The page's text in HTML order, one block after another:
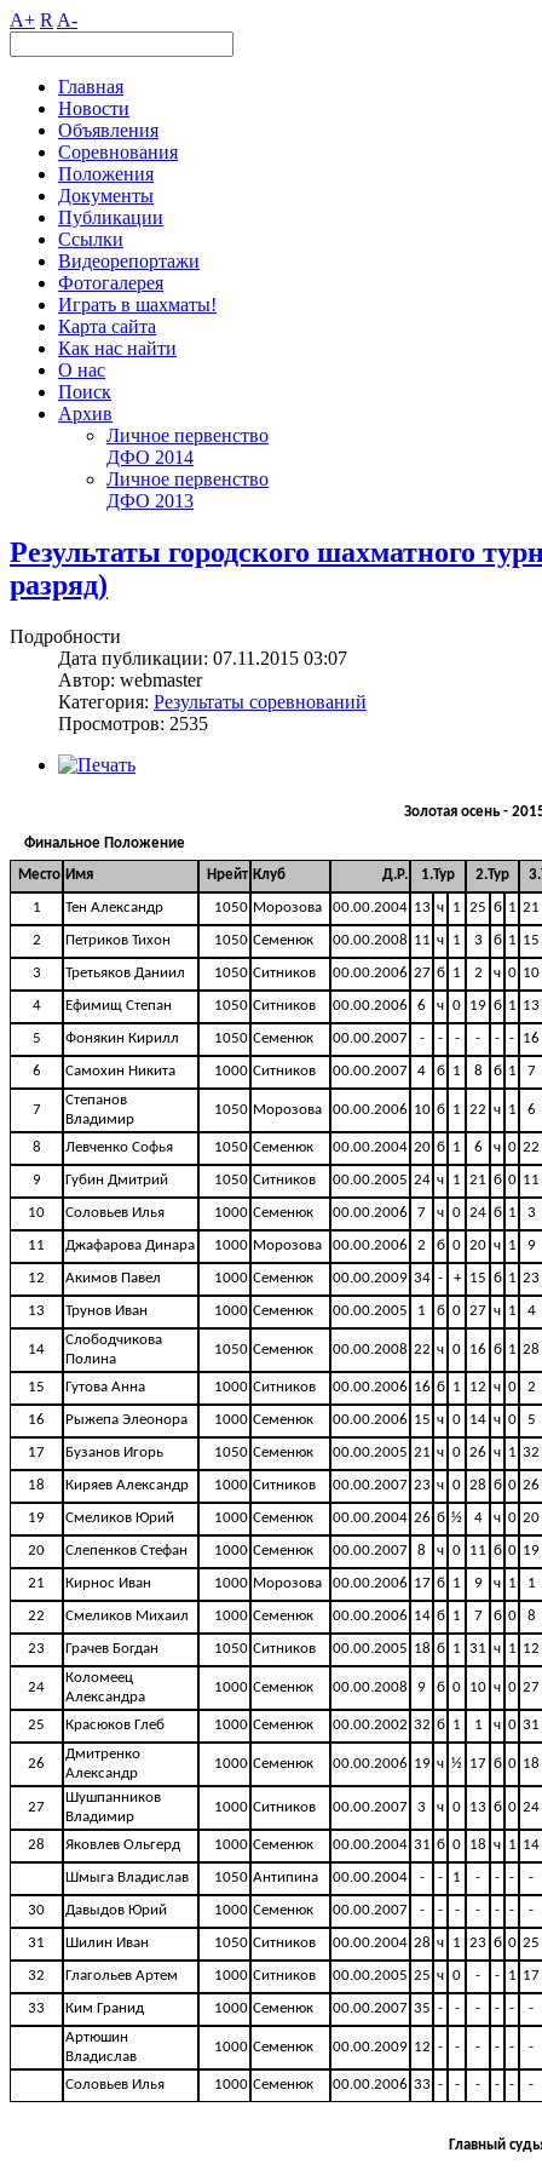
A+ R A-
Главная
Новости
Объявления
Соревнования
Положения
Документы
Публикации
Ссылки
Видеорепортажи
Фотогалерея
Играть в шахматы!
Карта сайта
Как нас найти
О нас
Поиск
Архив
Личное первенство
ДФО 2014
Личное первенство
ДФО 2013
Результаты городского шахматного
разряд)
Подробности
Дата публикации: 07.11.2015 03:07
Автор: webmaster
Категория: Результаты соревнований
Просмотров: 2535
Золотая осень -
Финальное Положение
Место Имя Нрейт Клуб Д.Р. 1.Тур 2.Тур
1 Тен Александр 1050 Морозова 00.00.2004 13 ч 1 25 б 1 21
2 Петриков Тихон 1050 Семенюк 00.00.2008 11 ч 1 3 б 1 15
3 Третьяков Даниил 1050 Ситников 00.00.2006 27 б 1 2 ч 0 10
4 Ефимищ Степан 1050 Ситников 00.00.2006 6 ч 0 19 б 1 13
5 Фонякин Кирилл 1050 Семенюк 00.00.2007 - - - - - - 16
6 Самохин Никита 1000 Ситников 00.00.2007 4 б 1 8 б 1 7
7
Степанов
Владимир
1050 Морозова 00.00.2006 10 б 1 22 ч 1 6
8 Левченко Софья 1050 Семенюк 00.00.2004 20 б 1 6 ч 0 22
9 Губин Дмитрий 1050 Ситников 00.00.2005 24 ч 1 21 б 0 11
10 Соловьев Илья 1000 Семенюк 00.00.2006 7 ч 0 24 б 1 3
11 Джафарова Динара 1000 Морозова 00.00.2006 2 б 0 20 ч 1 9
12 Акимов Павел 1000 Семенюк 00.00.2009 34 - + 15 б 1 23
13 Трунов Иван 1000 Семенюк 00.00.2005 1 б 0 27 ч 1 4
14
Слободчикова
Полина
1050 Семенюк 00.00.2008 22 ч 0 16 б 1 28
15 Гутова Анна 1000 Ситников 00.00.2006 16 б 1 12 ч 0 2
16 Рыжепа Элеонора 1000 Семенюк 00.00.2006 15 ч 0 14 ч 0 5
17 Бузанов Игорь 1050 Семенюк 00.00.2005 21 ч 0 26 ч 1 32
18 Киряев Александр 1000 Ситников 00.00.2007 23 ч 0 28 б 0 26
19 Смеликов Юрий 1000 Семенюк 00.00.2004 26 б ½ 4 ч 0 20
20 Слепенков Стефан 1000 Семенюк 00.00.2007 8 ч 0 11 б 0 19
21 Кирнос Иван 1000 Морозова 00.00.2006 17 б 1 9 ч 1 1
22 Смеликов Михаил 1000 Семенюк 00.00.2006 14 б 1 7 б 0 8
23 Грачев Богдан 1050 Ситников 00.00.2005 18 б 1 31 ч 1 12
24
Коломеец
Александра
1000 Семенюк 00.00.2008 9 б 0 10 ч 0 27
25 Красюков Глеб 1000 Семенюк 00.00.2002 32 б 1 1 ч 0 31
26
Дмитренко
Александр
1000 Семенюк 00.00.2006 19 ч ½ 17 б 0 18
27
Шушпанников
Владимир
1000 Ситников 00.00.2007 3 ч 0 13 б 0 24
28 Яковлев Ольгерд 1000 Семенюк 00.00.2004 31 б 0 18 ч 1 14
Шмыга Владислав 1050 Антипина 00.00.2004 - - 1 - - - -
30 Давыдов Юрий 1000 Семенюк 00.00.2007 - - - - - - -
31 Шилин Иван 1050 Ситников 00.00.2004 28 ч 1 23 б 0 25
32 Глагольев Артем 1000 Ситников 00.00.2005 25 ч 0 - - 1 17
33 Ким Гранид 1000 Семенюк 00.00.2007 35 - - - - -
-
Артюшин
Владислав
1000 Семенюк 00.00.2009 12 - - - - - -
Соловьев Илья 1000 Семенюк 00.00.2006 33 - - - - - -
Главный